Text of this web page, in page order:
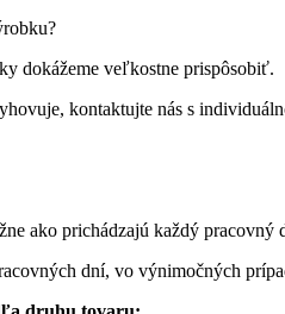
dokážeme veľkostne prispôsobiť.
kontaktujte nás s
ako prichádzajú každý pracovný
dní, vo výnimočných